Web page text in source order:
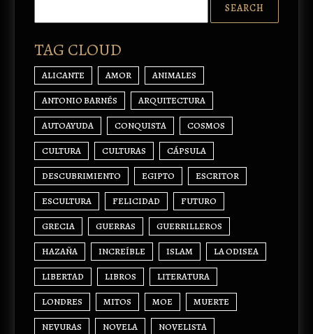
TAG CLOUD
ALICANTE AMOR ANIMALES
ANTONIO BARNÉS ARQUITECTURA
AUTOAYUDA CONQUISTA COSMOS
CULTURA CULTURAS CÁPSULA
DESCUBRIMIENTO EGIPTO ESCRITOR
ESCULTURA FELICIDAD FUTURO
GRECIA GUERRAS GUERRILLEROS
HAZAÑA INCREÍBLE ISLAM LA ODISEA
LIBERTAD LIBROS LITERATURA
LONDRES MITOS MOE MUERTE
NEVURAS NOVELA NOVELISTA